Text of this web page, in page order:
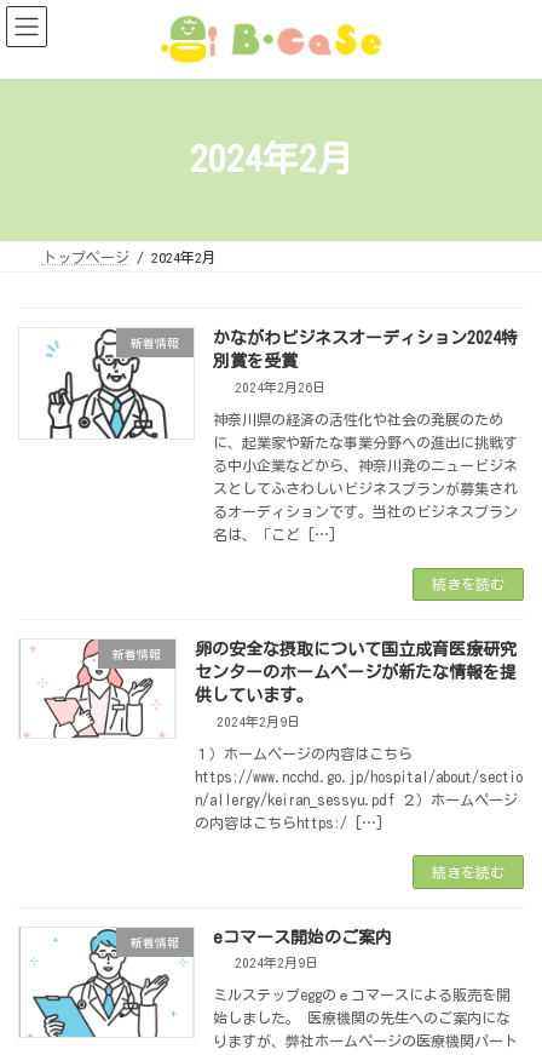
コ
ン
テ
ツ
ナ
ビ
ゲ
シ
2024年2月
トップページ 2024年2月
新着情報
かながわビジネスオーディション2024特
別賞を受賞
2024年2月26日
神奈川県の経済の活性化や社会の発展のため
に、起業家や新たな事業分野への進出に挑戦す
る中小企業などから、神奈川発のニュービジネ
スとしてふさわしいビジネスプランが募集され
るオーディションです。当社のビジネスプラン
名は、「こど […]
続きを読む
新着情報
卵の安全な摂取について国立成育医療研究
センターのホームページが新たな情報を提
供しています。
2024年2月9日
１）ホームページの内容はこちら
https://www.ncchd.go.jp/hospital/about/sectio
n/allergy/keiran_sessyu.pdf ２）ホームページ
の内容はこちらhttps:/ […]
続きを読む
新着情報 eコマース開始のご案内
2024年2月9日
ミルステップeggのｅコマースによる販売を開
始しました。 医療機関の先生へのご案内にな
りますが、弊社ホームページの医療機関パート